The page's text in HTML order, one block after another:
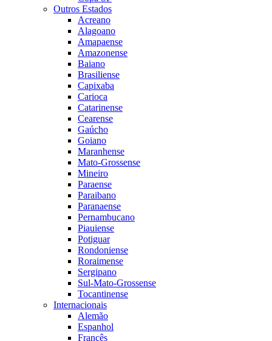
Outros Estados
Acreano
Alagoano
Amapaense
Amazonense
Baiano
Brasiliense
Capixaba
Carioca
Catarinense
Cearense
Gaúcho
Goiano
Maranhense
Mato-Grossense
Mineiro
Paraense
Paraibano
Paranaense
Pernambucano
Piauiense
Potiguar
Rondoniense
Roraimense
Sergipano
Sul-Mato-Grossense
Tocantinense
Internacionais
Alemão
Espanhol
Francês